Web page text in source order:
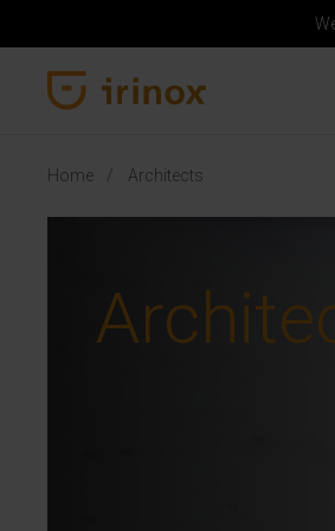
Home Architects